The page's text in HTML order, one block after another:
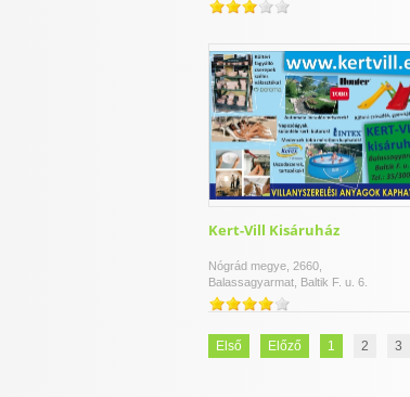
Kert-Vill Kisáruház
Nógrád megye, 2660,
Balassagyarmat, Baltik F. u. 6.
Első Előző 1 2 3